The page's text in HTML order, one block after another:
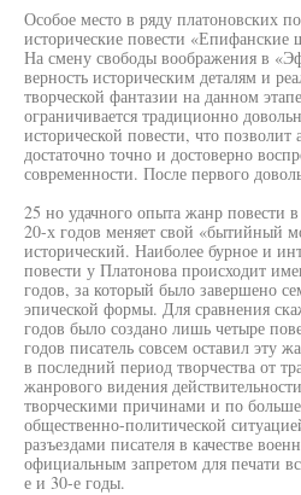
Особое место в ряду платоновских
исторические повести
На смену свободы воображения в
верность историческим деталям и
творческой фантазии на данном
ограничивается традиционно
исторической повести, что
достаточно точно и достоверно
современности. После первого
25 но удачного опыта жанр повести
20-х годов меняет свой «бытийный
исторический. Наиболее бурное и
повести у Платонова происходит
годов, за который было завершено
эпической формы. Для сравнения
годов было создано лишь четыре
годов писатель совсем оставил эту
в последний период творчества от
жанрового видения
творческими причинами и по
общественно-политической
разъездами писателя в качестве
официальным запретом для печати
е и 30-е годы.